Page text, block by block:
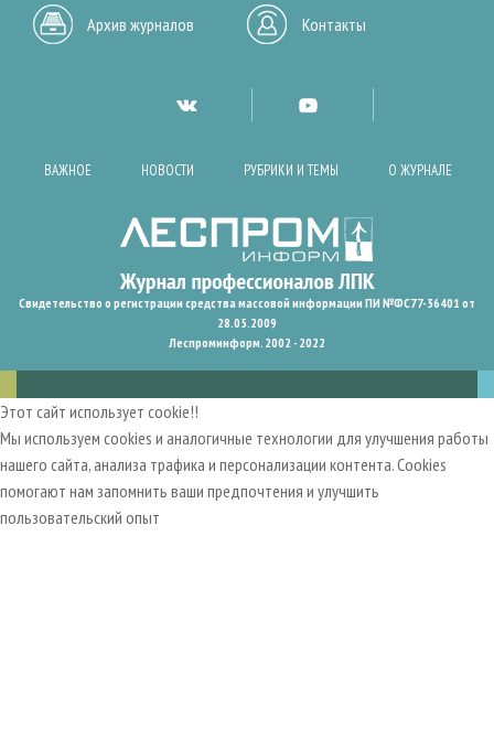
Архив журналов Контакты
ВАЖНОЕ НОВОСТИ РУБРИКИ И ТЕМЫ О ЖУРНАЛЕ
Свидетельство о регистрации средства массовой информации ПИ №ФС77-36401 от
28.05.2009
Леспроминформ. 2002 - 2022
Этот сайт использует cookie!!
Мы используем cookies и аналогичные технологии для улучшения работы
нашего сайта, анализа трафика и персонализации контента. Cookies
помогают нам запомнить ваши предпочтения и улучшить
пользовательский опыт